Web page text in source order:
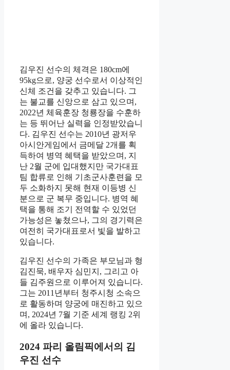
김우진 선수의 체격은 180cm에
95kg으로, 양궁 선수로서 이상적인
신체 조건을 갖추고 있습니다. 그
는 불교를 신앙으로 삼고 있으며,
2022년 체육훈장 청룡장을 수훈하
는 등 뛰어난 실력을 인정받았습니
다. 김우진 선수는 2010년 광저우
아시안게임에서 금메달 2개를 획
득하여 병역 혜택을 받았으며, 지
난 2월 군에 입대했지만 국가대표
팀 합류로 인해 기초군사훈련을 모
두 소화하지 못해 현재 이등병 신
분으로 군 복무 중입니다. 병역 혜
택을 통해 조기 전역할 수 있었던
가능성은 놓쳤으나, 그의 경기력은
여전히 국가대표로서 빛을 발하고
있습니다.
김우진 선수의 가족은 부모님과 형
김진묵, 배우자 심민지, 그리고 아
들 김주원으로 이루어져 있습니다.
그는 2011년부터 청주시청 소속으
로 활동하며 양궁에 매진하고 있으
며, 2024년 7월 기준 세계 랭킹 2위
에 올라 있습니다.
2024 파리 올림픽에서의 김
우진 선수